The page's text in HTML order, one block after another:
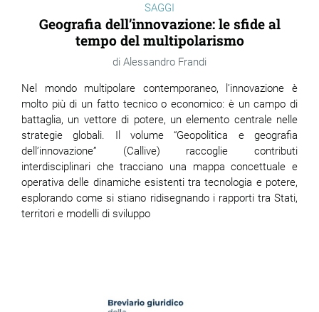
SAGGI
Geografia dell’innovazione: le sfide al
tempo del multipolarismo
Alessandro Frandi
Nel mondo multipolare contemporaneo, l’innovazione è
molto più di un fatto tecnico o economico: è un campo di
battaglia, un vettore di potere, un elemento centrale nelle
strategie globali. Il volume “Geopolitica e geografia
dell’innovazione” (Callive) raccoglie contributi
interdisciplinari che tracciano una mappa concettuale e
operativa delle dinamiche esistenti tra tecnologia e potere,
esplorando come si stiano ridisegnando i rapporti tra Stati,
territori e modelli di sviluppo